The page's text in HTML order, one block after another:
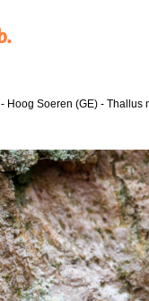
Hoog Soeren (GE) - Thallus